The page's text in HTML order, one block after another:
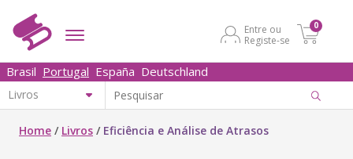
Entre ou
Registe-se
0
Brasil Portugal España Deutschland
Home / Livros / Eficiência e Análise de Atrasos